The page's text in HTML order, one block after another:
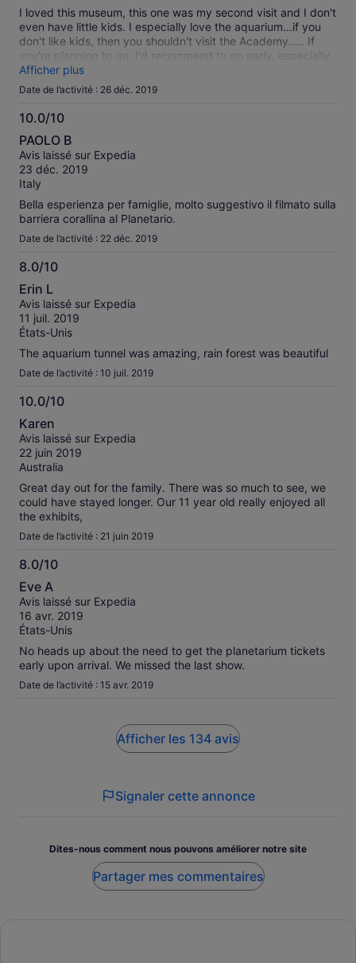
I loved this museum, this one was my second visit and I don't
even have little kids. I especially love the aquarium...if you
don't like kids, then you shouldn't visit the Academy..... If
you're planning to go, I'd recommend to go early, especially
during the holidays, the place was packed. we arrived
10:00am and we could find a parking space close to the
Afficher plus
Date de l’activité : 26 déc. 2019
10.0/10
10.0
sur
10
PAOLO B
Avis laissé sur Expedia
23 déc. 2019
Italy
Bella esperienza per famiglie, molto suggestivo il filmato sulla
barriera corallina al Planetario.
Date de l’activité : 22 déc. 2019
8.0/10
8.0
sur
10
Erin L
Avis laissé sur Expedia
11 juil. 2019
États-Unis
The aquarium tunnel was amazing, rain forest was beautiful
Date de l’activité : 10 juil. 2019
10.0/10
10.0
sur
10
Karen
Avis laissé sur Expedia
22 juin 2019
Australia
Great day out for the family. There was so much to see, we
could have stayed longer. Our 11 year old really enjoyed all
the exhibits,
Date de l’activité : 21 juin 2019
8.0/10
8.0
sur
10
Eve A
Avis laissé sur Expedia
16 avr. 2019
États-Unis
No heads up about the need to get the planetarium tickets
early upon arrival. We missed the last show.
Date de l’activité : 15 avr. 2019
Afficher les 134 avis
Signaler cette annonce
Dites-nous comment nous pouvons améliorer notre site
Partager mes commentaires